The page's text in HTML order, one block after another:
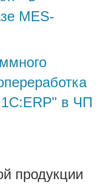
MES-
в ЧП
продукции